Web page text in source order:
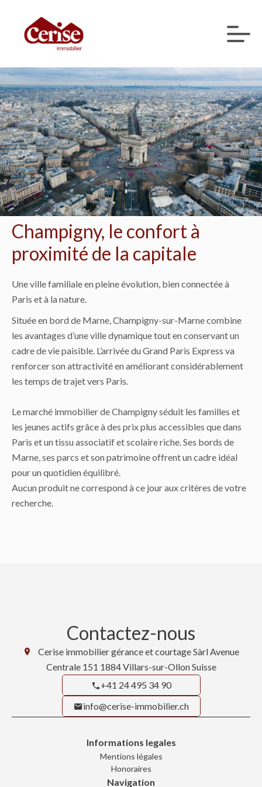
Champigny, le confort à
proximité de la capitale
Une ville familiale en pleine évolution, bien connectée à
Paris et à la nature.
Située en bord de Marne, Champigny-sur-Marne combine
les avantages d’une ville dynamique tout en conservant un
cadre de vie paisible. L’arrivée du Grand Paris Express va
renforcer son attractivité en améliorant considérablement
les temps de trajet vers Paris.
Le marché immobilier de Champigny séduit les familles et
les jeunes actifs grâce à des prix plus accessibles que dans
Paris et un tissu associatif et scolaire riche. Ses bords de
Marne, ses parcs et son patrimoine offrent un cadre idéal
pour un quotidien équilibré.
Aucun produit ne correspond à ce jour aux critères de votre
recherche.
Contactez-nous
Cerise immobilier gérance et courtage SàrlAvenue
Centrale 151 1884Villars-sur-Ollon Suisse
+41 24 495 34 90
info@cerise-immobilier.ch
Informations legales
Mentions légales
Honoraires
Navigation